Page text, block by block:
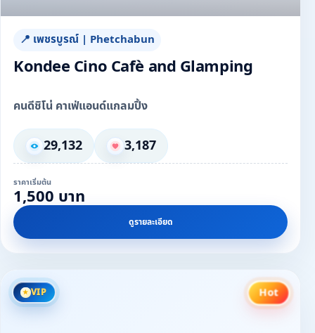
📍 เพชรบูรณ์ | Phetchabun
Kondee Cino Cafè and Glamping
คนดีชิโน่ คาเฟ่แอนด์แกลมปิ้ง
29,132 3,187
ราคาเริ่มต้น
1,500 บาท
ดูรายละเอียด
VIP Hot